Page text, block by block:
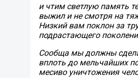
и чтим светлую память
выжил и не смотря на
Низкий вам поклон за
подрастающего
Сообща мы должны
вплоть до мельчайших
месиво уничтожения